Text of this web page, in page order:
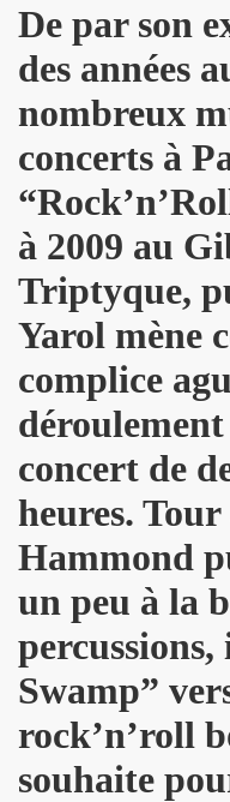
De par son
des années
nombreux
concerts à
à 2009 au
Triptyque,
Yarol mène
complice
concert de
heures.
Hammond
un peu à la
Swamp”
rock’n’roll
souhaite
de MARIE
dans
de MARIE
textes de PATRICK
album "Tendre
15 septembre 2019 a
de vague à l'âme",
16 juillet 2019 a Paris
concert le 27 juin
ses trois premiers
album solo de
avril 2019 a Paris
concert") : chronique
a toi" et concert le 19
au 11 fevrier